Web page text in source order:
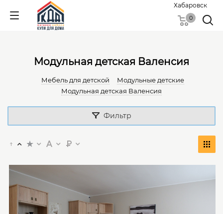
Хабаровск
0
Модульная детская Валенсия
Мебель для детской
Модульные детские
Модульная детская Валенсия
Фильтр